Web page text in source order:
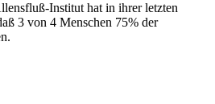
Institut hat in ihrer letzten
3 von 4 Menschen 75% der